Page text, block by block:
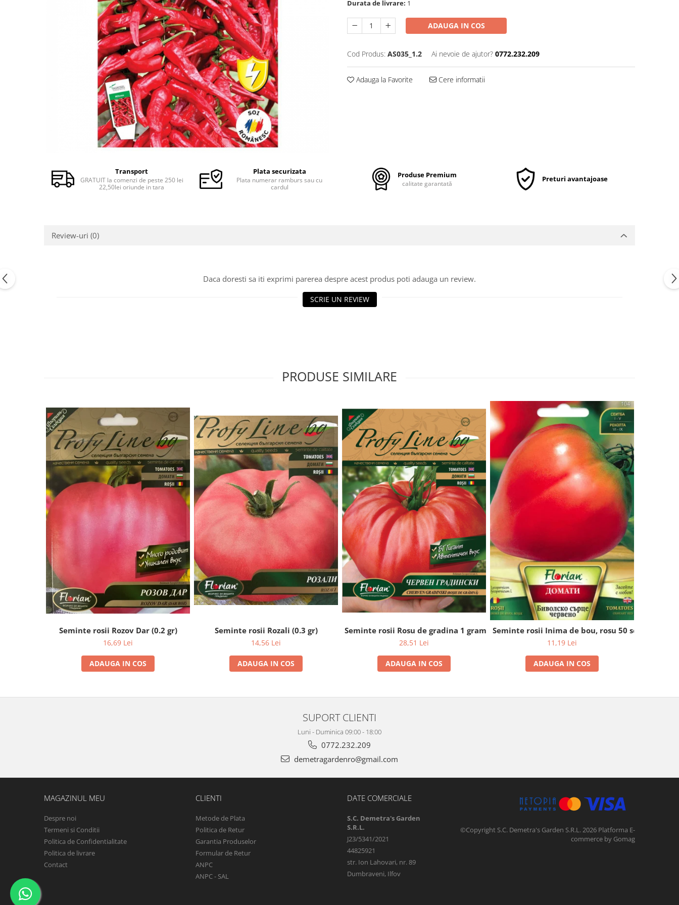
Semințe de Sfeclă
Semințe de Spanac
Semințe de Țelină
Durata de livrare: 1
ADAUGA IN COS
Cod Produs: AS035_1.2 Ai nevoie de ajutor? 0772.232.209
Adauga la Favorite Cere informatii
Transport
GRATUIT la comenzi de peste 250 lei
22,50lei oriunde in tara
Plata securizata
Plata numerar ramburs sau cu
cardul
Produse Premium
calitate garantată Preturi avantajoase
Review-uri (0)
Daca doresti sa iti exprimi parerea despre acest produs poti adauga un review.
SCRIE UN REVIEW
PRODUSE SIMILARE
Seminte rosii Rozov Dar (0.2 gr)
16,69 Lei
ADAUGA IN COS
Seminte rosii Rozali (0.3 gr)
14,56 Lei
ADAUGA IN COS
Seminte rosii Rosu de gradina 1 gram
28,51 Lei
ADAUGA IN COS
Seminte rosii Inima de bou, rosu 50 seminte
11,19 Lei
ADAUGA IN COS
SUPORT CLIENTI
Luni - Duminica 09:00 - 18:00
0772.232.209
demetragardenro@gmail.com
MAGAZINUL MEU
Despre noi
Termeni si Conditii
Politica de Confidentialitate
Politica de livrare
Contact
CLIENTI
Metode de Plata
Politica de Retur
Garantia Produselor
Formular de Retur
ANPC
ANPC - SAL
DATE COMERCIALE
S.C. Demetra's Garden
S.R.L.
J23/5341/2021
44825921
str. Ion Lahovari, nr. 89
Dumbraveni, Ilfov
©Copyright S.C. Demetra's Garden S.R.L. 2026 Platforma E-
commerce by Gomag